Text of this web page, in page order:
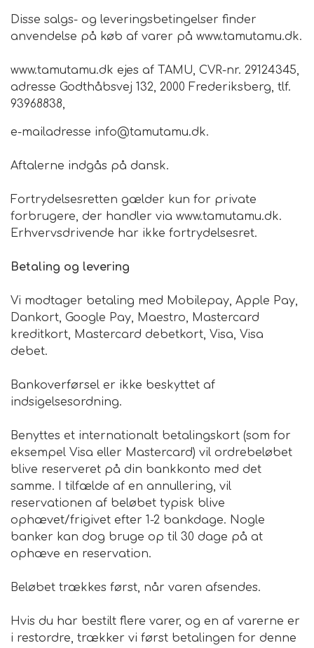
Brand
Te
Grøn Hvid Te
Rooibush
Urte & Frugt teer
Husets Teblandinger
Matcha te og tilbehør
Åbningstider
Disse salgs- og leveringsbetingelser finder
anvendelse på køb af varer på www.tamutamu.dk.
www.tamutamu.dk ejes af TAMU, CVR-nr. 29124345,
adresse Godthåbsvej 132, 2000 Frederiksberg, tlf.
93968838,
e-mailadresse info@tamutamu.dk.
Aftalerne indgås på dansk.
Fortrydelsesretten gælder kun for private
forbrugere, der handler via www.tamutamu.dk.
Erhvervsdrivende har ikke fortrydelsesret.
Betaling og levering
Vi modtager betaling med Mobilepay, Apple Pay,
Dankort, Google Pay, Maestro, Mastercard
kreditkort, Mastercard debetkort, Visa, Visa
debet.
Bankoverførsel er ikke beskyttet af
indsigelsesordning.
Benyttes et internationalt betalingskort (som for
eksempel Visa eller Mastercard) vil ordrebeløbet
blive reserveret på din bankkonto med det
samme. I tilfælde af en annullering, vil
reservationen af beløbet typisk blive
ophævet/frigivet efter 1-2 bankdage. Nogle
banker kan dog bruge op til 30 dage på at
ophæve en reservation.
Beløbet trækkes først, når varen afsendes.
Hvis du har bestilt flere varer, og en af varerne er
i restordre, trækker vi først betalingen for denne